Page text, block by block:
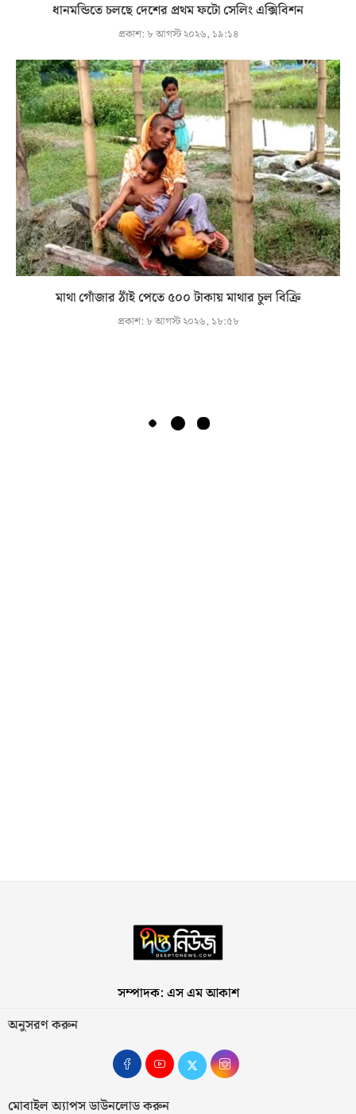
ধানমন্ডিতে চলছে দেশের প্রথম ফটো সেলিং এক্সিবিশন
প্রকাশ: ৮ আগস্ট ২০২৬, ১৯:১৪
মাথা গোঁজার ঠাঁই পেতে ৫০০ টাকায় মাথার চুল বিক্রি
প্রকাশ: ৮ আগস্ট ২০২৬, ১৮:৫৮
সম্পাদক: এস এম আকাশ
অনুসরণ করুন
মোবাইল অ্যাপস ডাউনলোড করুন